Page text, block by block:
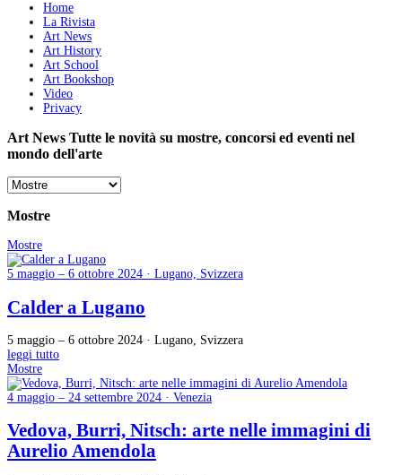
Home
La Rivista
Art News
Art History
Art School
Art Bookshop
Video
Privacy
Art News Tutte le novità su mostre, concorsi ed eventi nel
mondo dell'arte
Mostre
Mostre
5 maggio – 6 ottobre 2024 · Lugano, Svizzera
Calder a Lugano
5 maggio – 6 ottobre 2024 · Lugano, Svizzera
leggi tutto
Mostre
4 maggio – 24 settembre 2024 · Venezia
Vedova, Burri, Nitsch: arte nelle immagini di
Aurelio Amendola